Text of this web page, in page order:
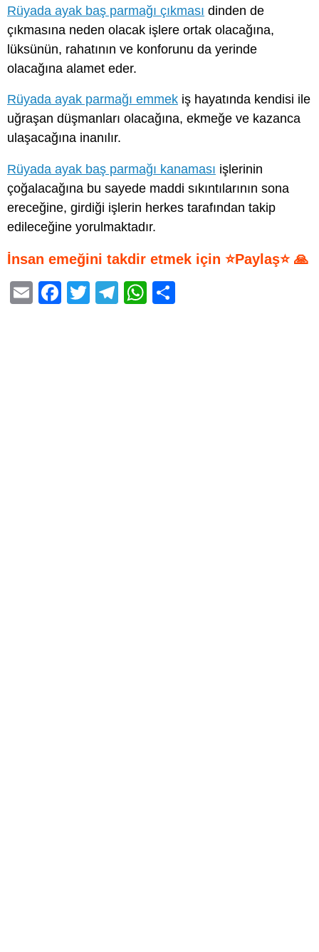
Rüyada ayak baş parmağı çıkması dinden de
çıkmasına neden olacak işlere ortak olacağına,
lüksünün, rahatının ve konforunu da yerinde
olacağına alamet eder.
Rüyada ayak parmağı emmek iş hayatında kendisi ile
uğraşan düşmanları olacağına, ekmeğe ve kazanca
ulaşacağına inanılır.
Rüyada ayak baş parmağı kanaması işlerinin
çoğalacağına bu sayede maddi sıkıntılarının sona
ereceğine, girdiği işlerin herkes tarafından takip
edileceğine yorulmaktadır.
İnsan emeğini takdir etmek için ⭐Paylaş⭐ 🙏
E
F
T
T
W